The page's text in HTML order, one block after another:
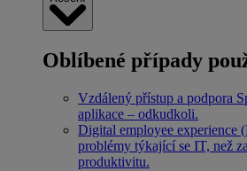
Oblíbené případy
Vzdálený přístup a podpora
aplikace – odkudkoli.
Digital employee experience
problémy týkající se IT, než
produktivitu.